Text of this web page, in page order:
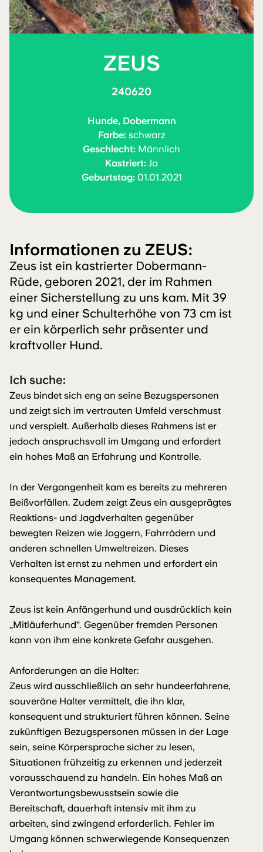
ZEUS
240620
Hunde, Dobermann
Farbe:schwarz
Geschlecht: Männlich
Kastriert: Ja
Geburtstag:01.01.2021
Informationen zu ZEUS:
Zeus ist ein kastrierter Dobermann-
Rüde, geboren 2021, der im Rahmen
einer Sicherstellung zu uns kam. Mit 39
kg und einer Schulterhöhe von 73 cm ist
er ein körperlich sehr präsenter und
kraftvoller Hund.
Ich suche:
Zeus bindet sich eng an seine Bezugspersonen
und zeigt sich im vertrauten Umfeld verschmust
und verspielt. Außerhalb dieses Rahmens ist er
jedoch anspruchsvoll im Umgang und erfordert
ein hohes Maß an Erfahrung und Kontrolle.
In der Vergangenheit kam es bereits zu mehreren
Beißvorfällen. Zudem zeigt Zeus ein ausgeprägtes
Reaktions- und Jagdverhalten gegenüber
bewegten Reizen wie Joggern, Fahrrädern und
anderen schnellen Umweltreizen. Dieses
Verhalten ist ernst zu nehmen und erfordert ein
konsequentes Management.
Zeus ist kein Anfängerhund und ausdrücklich kein
„Mitläuferhund“. Gegenüber fremden Personen
kann von ihm eine konkrete Gefahr ausgehen.
Anforderungen an die Halter:
Zeus wird ausschließlich an sehr hundeerfahrene,
souveräne Halter vermittelt, die ihn klar,
konsequent und strukturiert führen können. Seine
zukünftigen Bezugspersonen müssen in der Lage
sein, seine Körpersprache sicher zu lesen,
Situationen frühzeitig zu erkennen und jederzeit
vorausschauend zu handeln. Ein hohes Maß an
Verantwortungsbewusstsein sowie die
Bereitschaft, dauerhaft intensiv mit ihm zu
arbeiten, sind zwingend erforderlich. Fehler im
Umgang können schwerwiegende Konsequenzen